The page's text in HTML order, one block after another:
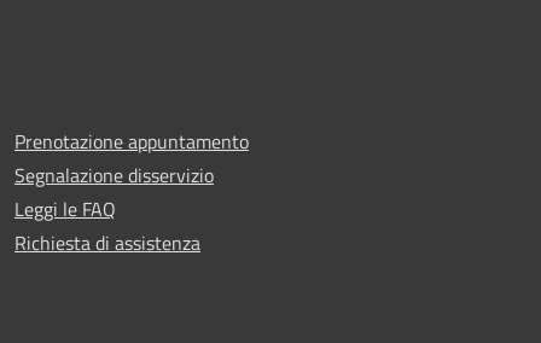
Prenotazione appuntamento
Segnalazione disservizio
Leggi le FAQ
Richiesta di assistenza